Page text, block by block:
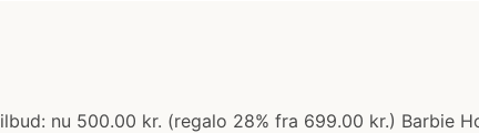
nu 500.00 kr. (regalo 28% fra 699.00 kr.) Barbie